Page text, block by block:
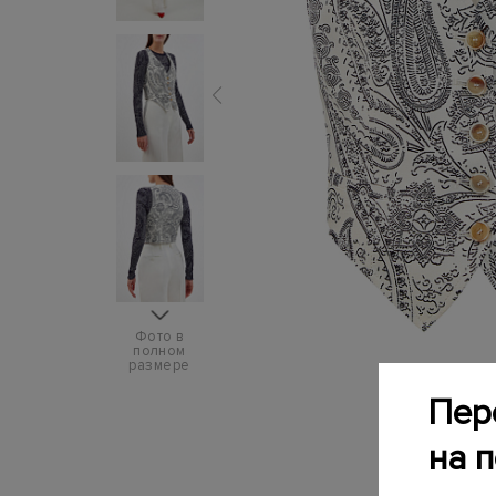
Фото в
полном
размере
на